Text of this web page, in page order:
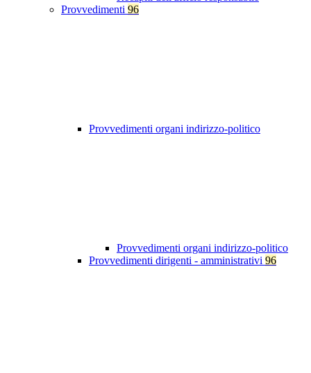
Provvedimenti 96
Provvedimenti organi indirizzo-politico
Provvedimenti organi indirizzo-politico
Provvedimenti dirigenti - amministrativi 96